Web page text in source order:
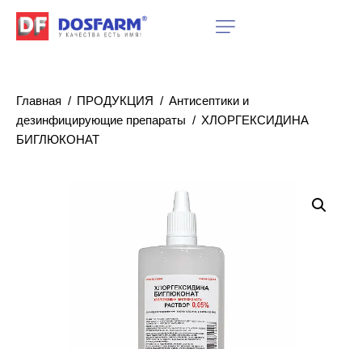
Главная ПРОДУКЦИЯ
Антисептики и
дезинфицирующие препараты
ХЛОРГЕКСИДИНА
БИГЛЮКОНАТ